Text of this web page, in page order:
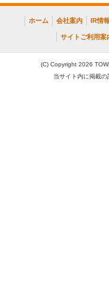
ホーム 会社案内 IR情報
サイトご利用案
(C) Copyright 2026
当サイト内に掲載の